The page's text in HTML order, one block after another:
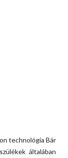
technológia Bár
általában